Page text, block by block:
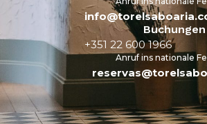
Buchungen
+351 22 600 1966
Anruf ins nationale